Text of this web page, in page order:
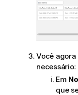
Você
necessário:
Em
que